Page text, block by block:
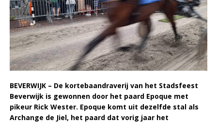
BEVERWIJK – De kortebaandraverij van het Stadsfeest
Beverwijk is gewonnen door het paard Epoque met
pikeur Rick Wester. Epoque komt uit dezelfde stal als
Archange de Jiel, het paard dat vorig jaar het